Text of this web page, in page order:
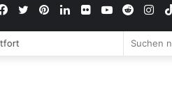
Reddit
YouTube
Flickr
LinkedIn
Pinterest
Twitter
Facebook